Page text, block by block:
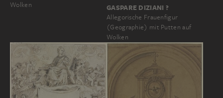
Wolken
GASPARE DIZIANI ?
Allegorische Frauenfigur
(Geographie) mit Putten auf
Wolken